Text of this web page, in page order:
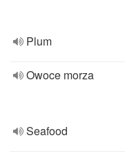
Plum
Owoce morza
Seafood